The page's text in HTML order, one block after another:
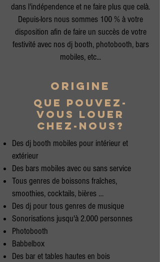
dans l'indépendence et ne faire plus que celà.
Depuis-lors nous sommes 100 % à votre
disposition afin de faire un succès de votre
festivité avec nos dj booth, photobooth, bars
mobiles, etc...
origine
Que pouvez-
vous louer
chez-nous?
Des dj booth mobiles pour intérieur et
extérieur
Des bars mobiles avec ou sans service
Tous genres de boissons fraîches,
smoothies, cocktails, bières …
Des dj pour tous genres de musique
Sonorisations jusqu'à 2.000 personnes
Photobooth
Babbelbox
Des bar et tables hautes en bois